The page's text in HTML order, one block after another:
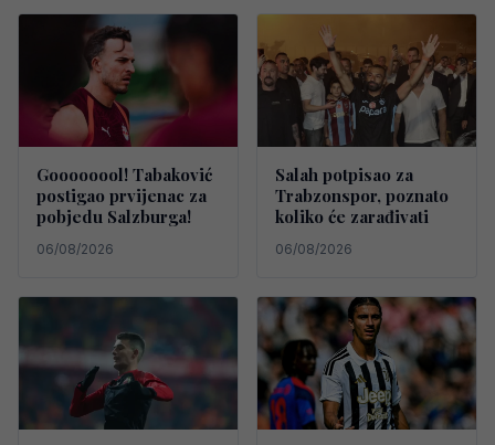
Goooooool! Tabaković
postigao prvijenac za
pobjedu Salzburga!
06/08/2026
Salah potpisao za
Trabzonspor, poznato
koliko će zarađivati
06/08/2026